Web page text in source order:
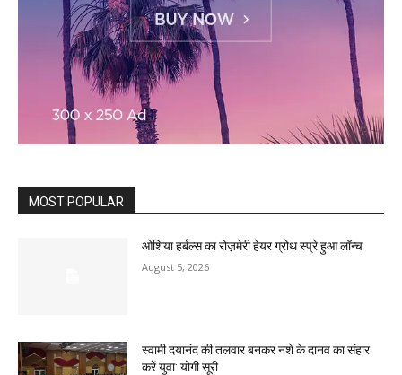
MOST POPULAR
ओशिया हर्बल्स का रोज़मेरी हेयर ग्रोथ स्प्रे हुआ लॉन्च
August 5, 2026
स्वामी दयानंद की तलवार बनकर नशे के दानव का संहार
करें युवा: योगी सूरी